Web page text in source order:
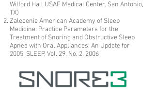
Wilford Hall USAF Medical Center, San Antonio,
TX)
Zalecenie American Academy of Sleep
Medicine: Practice Parameters for the
Treatment of Snoring and Obstructive Sleep
Apnea with Oral Appliances: An Update for
2005, SLEEP, Vol. 29, No. 2, 2006